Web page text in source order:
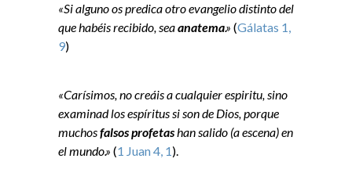
«Si alguno os predica otro evangelio distinto del
que habéis recibido, seaanatema.» (Gálatas 1,
9)
«Carísimos, no creáis a cualquier espiritu, sino
examinad los espíritus si son de Dios, porque
muchosfalsos profetashan salido (a escena) en
el mundo.» (1 Juan 4, 1).